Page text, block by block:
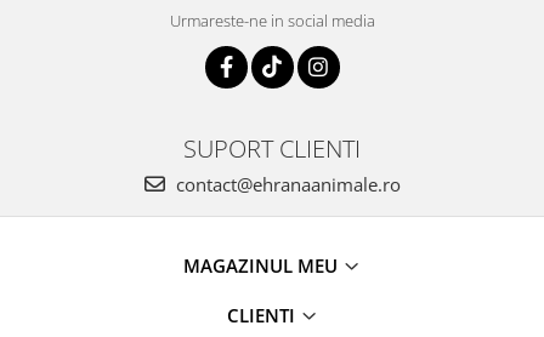
Urmareste-ne in social media
SUPORT CLIENTI
contact@ehranaanimale.ro
MAGAZINUL MEU
CLIENTI